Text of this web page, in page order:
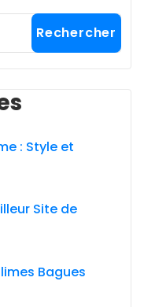
Rechercher
: Style et
Site de
Bagues